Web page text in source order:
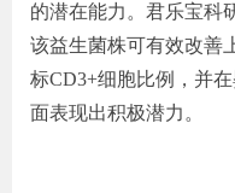
的潜在能力。君乐宝科
该益生菌株可有效改善
标CD3+细胞比例，并
面表现出积极潜力。